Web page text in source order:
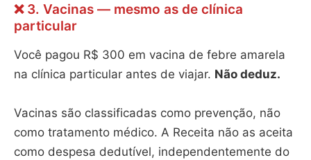
❌ 3. Vacinas — mesmo as de clínica
particular
Você pagou R$ 300 em vacina de febre amarela
na clínica particular antes de viajar. Não deduz.
Vacinas são classificadas como prevenção, não
como tratamento médico. A Receita não as aceita
como despesa dedutível, independentemente do